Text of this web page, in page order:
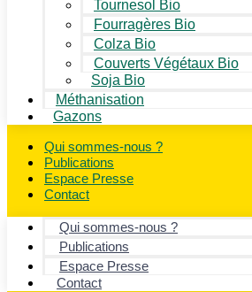
Tournesol Bio
Fourragères Bio
Colza Bio
Couverts Végétaux Bio
Soja Bio
Méthanisation
Gazons
Qui sommes-nous ?
Publications
Espace Presse
Contact
Qui sommes-nous ?
Publications
Espace Presse
Contact